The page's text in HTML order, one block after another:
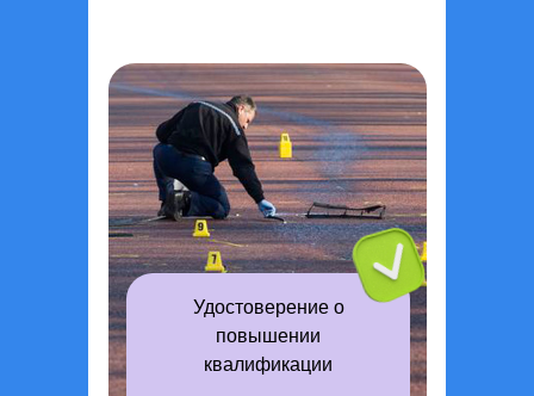
Удостоверение о
повышении
квалификации